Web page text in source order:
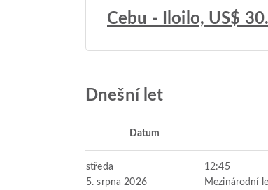
Cebu - Iloilo, US$
Dnešní let
Datum
středa
5. srpna 2026
12:45
Mezinárodní